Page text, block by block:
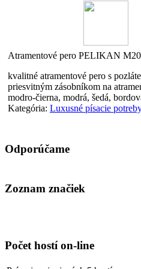
Atramentové pero PELIKAN
kvalitné atramentové pero s
priesvitným zásobníkom na
modro-čierna, modrá, šedá,
Kategória: Luxusné písacie
Odporúčame
hĺbka zošitia 60mm,
Zoznam značiek
Počet hostí on-line